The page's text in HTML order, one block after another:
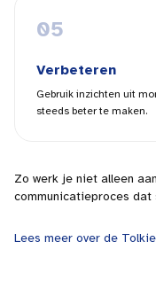
05
Verbeteren
Gebruik inzichten uit
steeds beter te maken.
Zo werk je niet alleen
communicatieproces
Lees meer over de